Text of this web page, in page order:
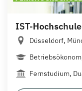
IST-
Düsseldorf,
Fernstudium,